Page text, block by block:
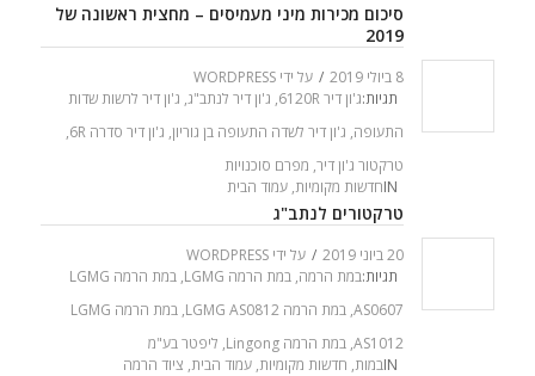
סיכום מכירות מיני מעמיסים – מחצית ראשונה של
2019
8 ביולי 2019 / על ידי WORDPRESS
INחדשות מקומיות, עמוד הבית
תגיות:ג'ון דיר 6120R , ג'ון דיר לנתב"ג, ג'ון דיר לרשות שדות
התעופה, ג'ון דיר לשדה התעופה בן גוריון, ג'ון דיר סדרה 6R
,
טרקטור ג'ון דיר, מפרם סוכנויות
טרקטורים לנתב"ג
20 ביוני 2019 / על ידי WORDPRESS
INבמות, חדשות מקומיות, עמוד הבית, ציוד הרמה
תגיות:במת הרמה, במת הרמה LGMG ,
במת הרמה LGMG
AS0607
, במת הרמה LGMG AS0812 ,
במת הרמה LGMG
AS1012
, במת הרמה Lingong , ליפטר בע"מ